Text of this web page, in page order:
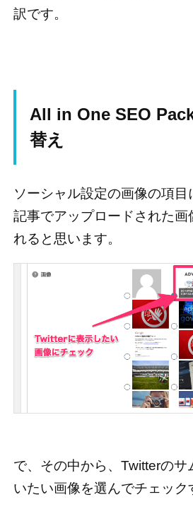
訳です。
All in One SEO
替え
ソーシャル設定の画像の項
記事でアップロードされた画
れると思います。
で、その中から、Twitterのサ
いたい画像を選んでチェック